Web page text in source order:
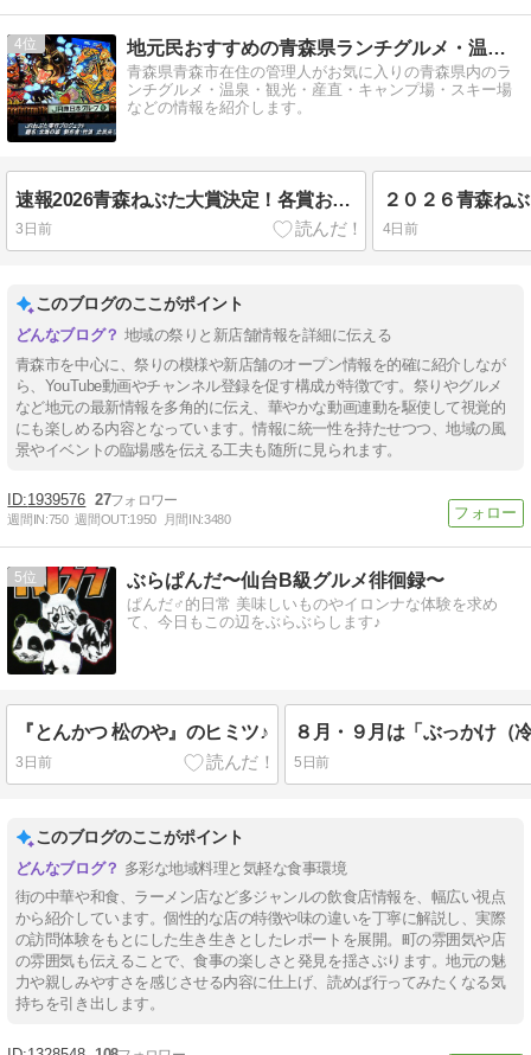
4 地元民おすすめの青森県ランチグルメ・温泉・観光情報サイト
青森県青森市在住の管理人がお気に入りの青森県内のラ
ンチグルメ・温泉・観光・産直・キャンプ場・スキー場
などの情報を紹介します。
速報2026青森ねぶた大賞決定！各賞および大型ねぶた全２３台公開
3日前 4日前
このブログのここがポイント
地域の祭りと新店舗情報を詳細に伝える
青森市を中心に、祭りの模様や新店舗のオープン情報を的確に紹介しなが
ら、YouTube動画やチャンネル登録を促す構成が特徴です。祭りやグルメ
など地元の最新情報を多角的に伝え、華やかな動画連動を駆使して視覚的
にも楽しめる内容となっています。情報に統一性を持たせつつ、地域の風
景やイベントの臨場感を伝える工夫も随所に見られます。
1939576 27
週間IN:750 週間OUT:1950 月間IN:3480
5 ぶらぱんだ〜仙台B級グルメ徘徊録〜
ぱんだ♂的日常 美味しいものやイロンナな体験を求め
て、今日もこの辺をぶらぶらします♪
『とんかつ 松のや』のヒミツ♪
3日前 5日前
このブログのここがポイント
多彩な地域料理と気軽な食事環境
街の中華や和食、ラーメン店など多ジャンルの飲食店情報を、幅広い視点
から紹介しています。個性的な店の特徴や味の違いを丁寧に解説し、実際
の訪問体験をもとにした生き生きとしたレポートを展開。町の雰囲気や店
の雰囲気も伝えることで、食事の楽しさと発見を揺さぶります。地元の魅
力や親しみやすさを感じさせる内容に仕上げ、読めば行ってみたくなる気
持ちを引き出します。